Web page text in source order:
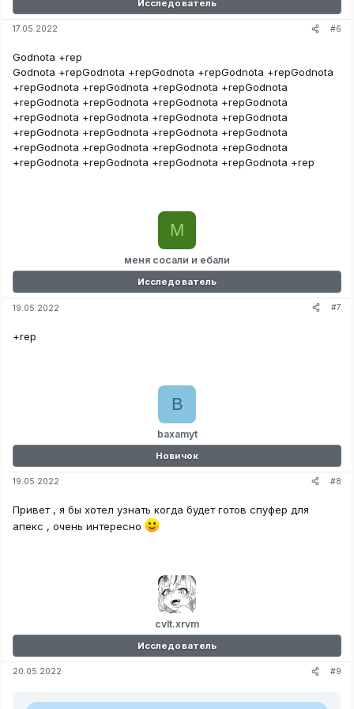
Исследователь
17.05.2022 #6
Godnota +rep
Godnota +repGodnota +repGodnota +repGodnota +repGodnota
+repGodnota +repGodnota +repGodnota +repGodnota
+repGodnota +repGodnota +repGodnota +repGodnota
+repGodnota +repGodnota +repGodnota +repGodnota
+repGodnota +repGodnota +repGodnota +repGodnota
+repGodnota +repGodnota +repGodnota +repGodnota
+repGodnota +repGodnota +repGodnota +repGodnota +rep
меня сосали и ебали
М
Исследователь
19.05.2022 #7
+rep
baxamyt
B
Новичок
19.05.2022 #8
Привет , я бы хотел узнать когда будет готов спуфер для
апекс , очень интересно
cvlt.xrvm
Исследователь
20.05.2022 #9